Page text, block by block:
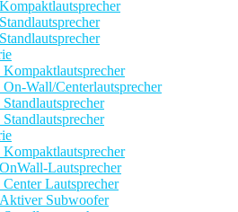
Kompaktlautsprecher
On-Wall/Centerlautsprecher
Kompaktlautsprecher
Lautsprecher
Lautsprecher
Subwoofer